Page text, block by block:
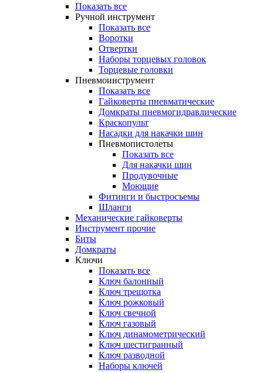
Показать все
Ручной инструмент
Показать все
Воротки
Отвертки
Наборы торцевых головок
Торцевые головки
Пневмоинструмент
Показать все
Гайковерты пневматические
Домкраты пневмогидравлические
Краскопульт
Насадки для накачки шин
Пневмопистолеты
Показать все
Для накачки шин
Продувочные
Моющие
Фитинги и быстросъемы
Шланги
Механические гайковерты
Инструмент прочиe
Биты
Домкраты
Ключи
Показать все
Ключ балонный
Ключ трещотка
Ключ рожковый
Ключ свечной
Ключ газовый
Ключ динамометрический
Ключ шестигранный
Ключ разводной
Наборы ключей